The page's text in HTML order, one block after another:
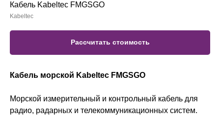
Кабель Kabeltec FMGSGO
Kabeltec
Рассчитать стоимость
Кабель морской Kabeltec FMGSGO
Морской измерительный и контрольный кабель для
радио, радарных и телекоммуникационных систем.